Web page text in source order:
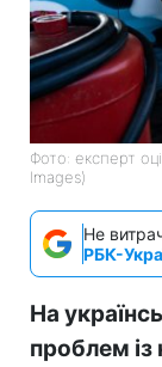
Фото: експерт
Images)
Не
РБК-
На
проблем із